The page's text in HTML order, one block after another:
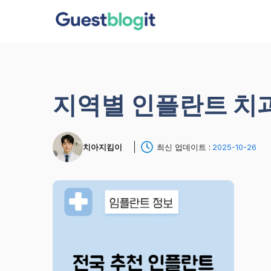
지역별 인플란트 치
치아지킴이 최신 업데이트 : 2025-10-26